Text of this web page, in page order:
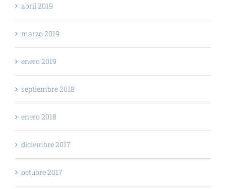
abril 2019
marzo 2019
enero 2019
septiembre 2018
enero 2018
diciembre 2017
octubre 2017